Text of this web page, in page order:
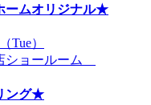
ームオリジナル★
（Tue）
ショールーム
ング★